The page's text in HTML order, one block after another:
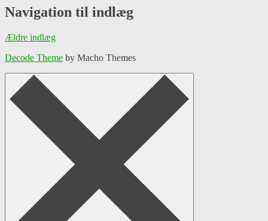
Navigation til indlæg
Ældre indlæg
Decode Theme by Macho Themes